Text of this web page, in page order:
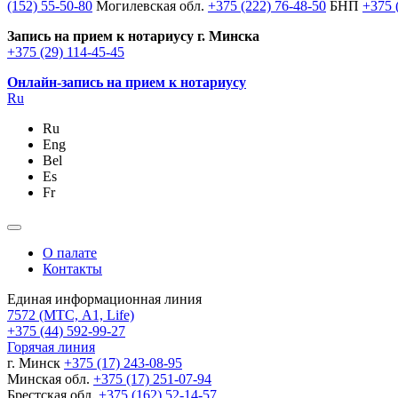
(152) 55-50-80 Могилевская обл. +375 (222) 76-48-50 БНП +375
Запись на прием к нотариусу г. Минска
+375 (29) 114-45-45
Онлайн-запись на прием к нотариусу
Ru
Ru
Eng
Bel
Es
Fr
О палате
Контакты
Единая информационная линия
7572 (МТС, A1, Life)
+375 (44) 592-99-27
Горячая линия
г. Минск +375 (17) 243-08-95
Минская обл. +375 (17) 251-07-94
Брестская обл. +375 (162) 52-14-57